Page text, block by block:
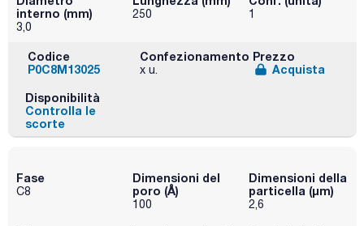
interno (mm)
3,0
250 1
Codice
P0C8M13025
Confezionamento
x u.
Prezzo
Acquista
Disponibilità
Controlla le
scorte
Fase
C8
Dimensioni del
poro (Å)
100
Dimensioni della
particella (μm)
2,6